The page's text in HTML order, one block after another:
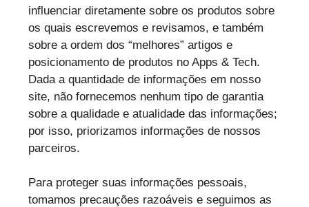
influenciar diretamente sobre os produtos sobre
os quais escrevemos e revisamos, e também
sobre a ordem dos “melhores” artigos e
posicionamento de produtos no Apps & Tech.
Dada a quantidade de informações em nosso
site, não fornecemos nenhum tipo de garantia
sobre a qualidade e atualidade das informações;
por isso, priorizamos informações de nossos
parceiros.
Para proteger suas informações pessoais,
tomamos precauções razoáveis e seguimos as